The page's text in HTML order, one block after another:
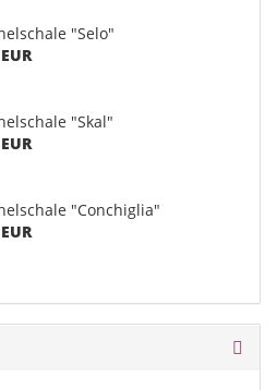
"Selo"
"Skal"
"Conchiglia"